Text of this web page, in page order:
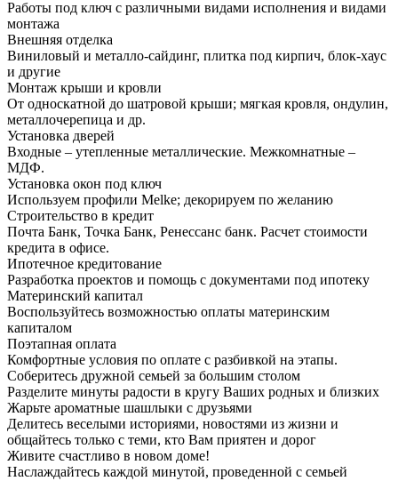
Работы под ключ с различными видами исполнения и видами
монтажа
Внешняя отделка
Виниловый и металло-сайдинг, плитка под кирпич, блок-хаус
и другие
Монтаж крыши и кровли
От односкатной до шатровой крыши; мягкая кровля, ондулин,
металлочерепица и др.
Установка дверей
Входные – утепленные металлические. Межкомнатные –
МДФ.
Установка окон под ключ
Используем профили Melke; декорируем по желанию
Строительство в кредит
Почта Банк, Точка Банк, Ренессанс банк. Расчет стоимости
кредита в офисе.
Ипотечное кредитование
Разработка проектов и помощь с документами под ипотеку
Материнский капитал
Воспользуйтесь возможностью оплаты материнским
капиталом
Поэтапная оплата
Комфортные условия по оплате с разбивкой на этапы.
Соберитесь дружной семьей за большим столом
Разделите минуты радости в кругу Ваших родных и близких
Жарьте ароматные шашлыки с друзьями
Делитесь веселыми историями, новостями из жизни и
общайтесь только с теми, кто Вам приятен и дорог
Живите счастливо в новом доме!
Наслаждайтесь каждой минутой, проведенной с семьей